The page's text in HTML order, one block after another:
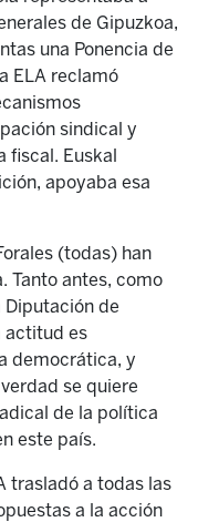
de Gipuzkoa,
una Ponencia de
ELA reclamó
sindical y
fiscal. Euskal
apoyaba esa
(todas) han
Tanto antes, como
Diputación de
actitud es
democrática, y
se quiere
de la política
este país.
trasladó a todas las
a la acción